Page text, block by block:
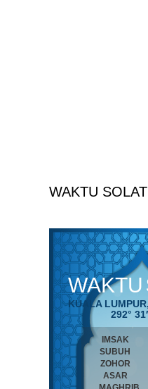
WAKTU SOLAT